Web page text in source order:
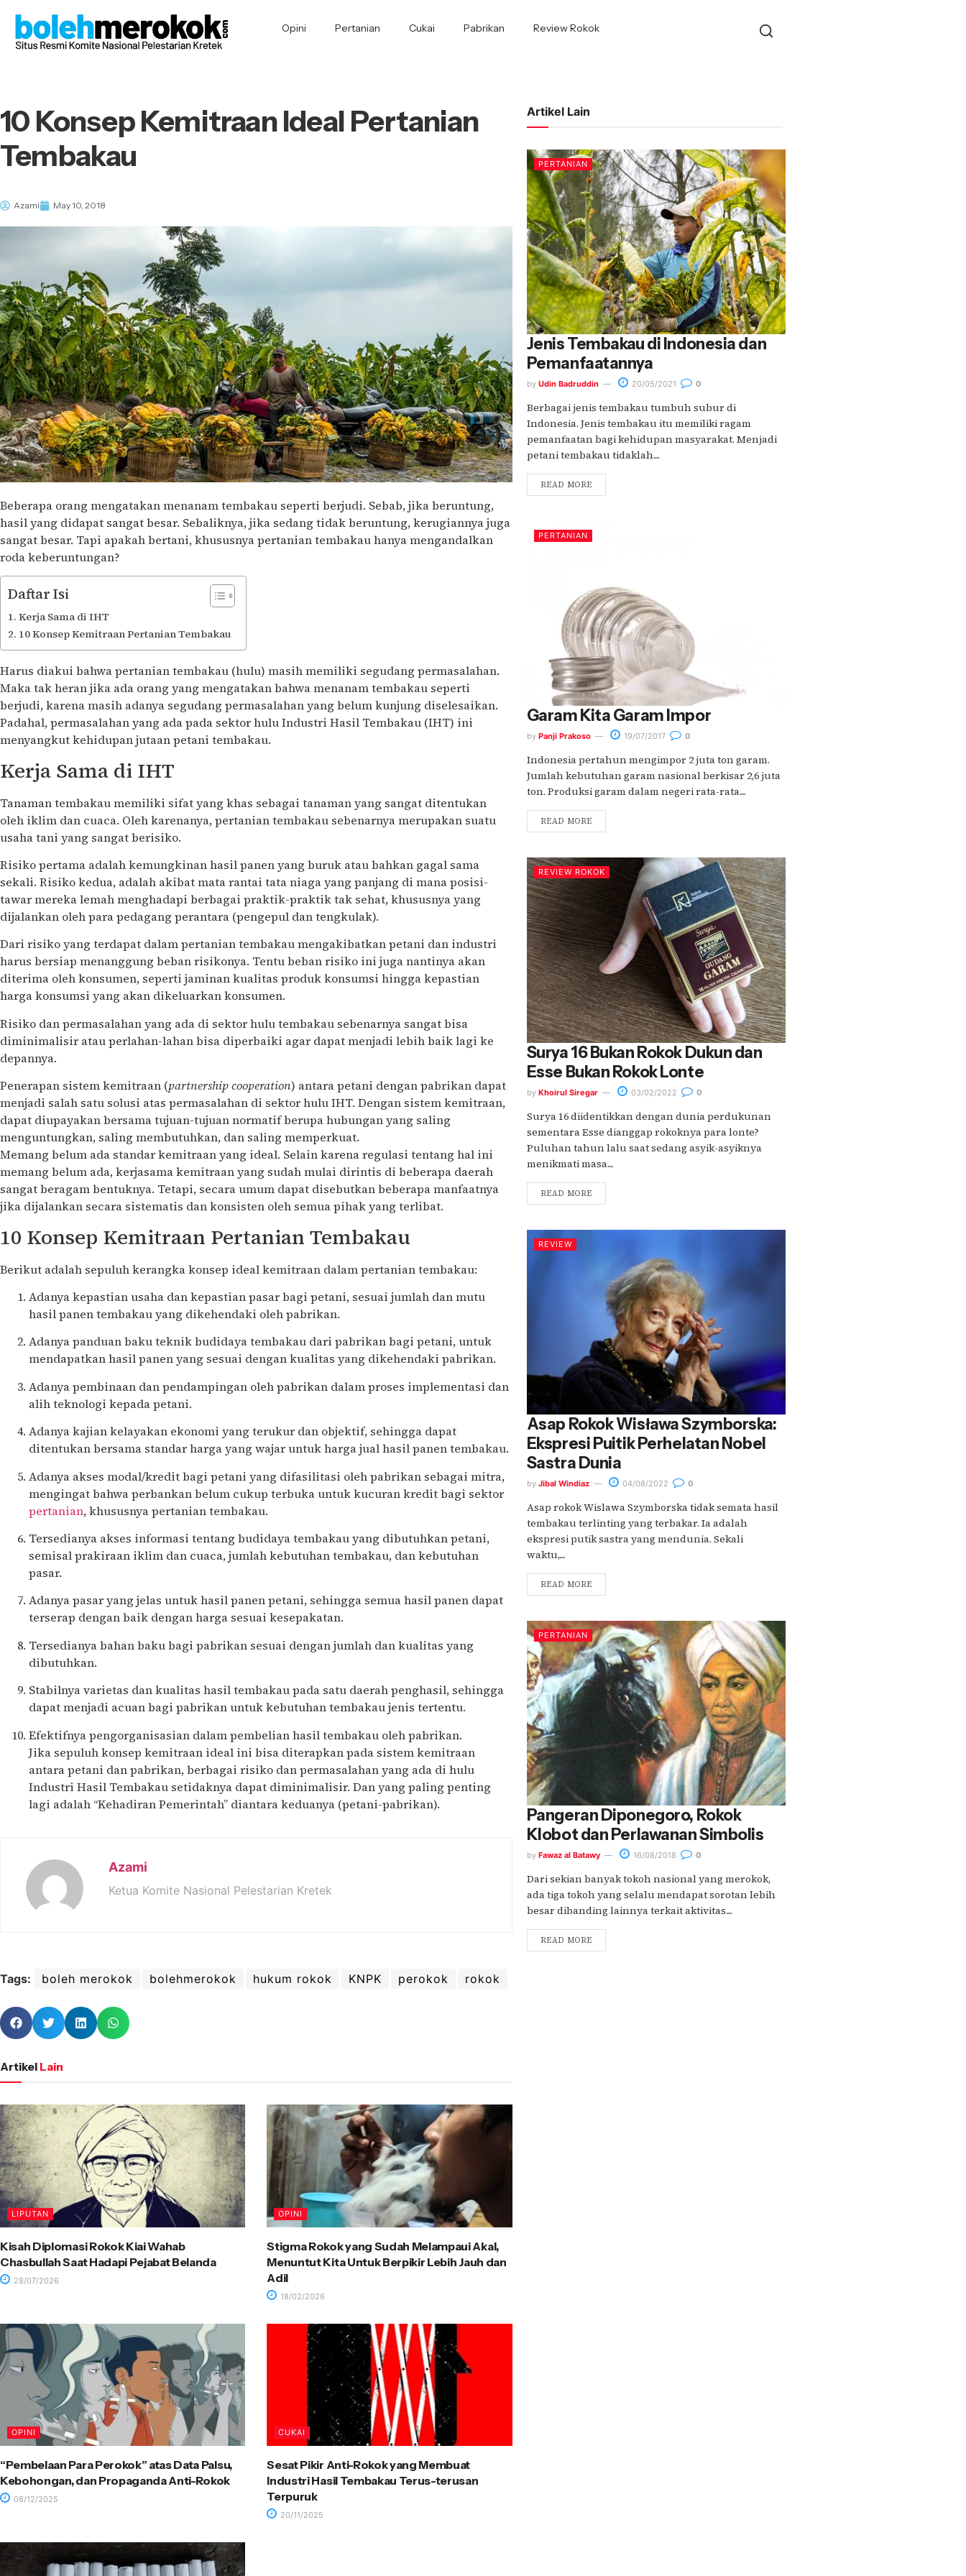
Opini Pertanian Cukai Pabrikan Review Rokok
10 Konsep Kemitraan Ideal Pertanian
Tembakau
Azami May 10, 2018
Beberapa orang mengatakan menanam tembakau seperti berjudi. Sebab, jika beruntung,
hasil yang didapat sangat besar. Sebaliknya, jika sedang tidak beruntung, kerugiannya juga
sangat besar. Tapi apakah bertani, khususnya pertanian tembakau hanya mengandalkan
roda keberuntungan?
Daftar Isi
Kerja Sama di IHT
10 Konsep Kemitraan Pertanian Tembakau
Harus diakui bahwa pertanian tembakau (hulu) masih memiliki segudang permasalahan.
Maka tak heran jika ada orang yang mengatakan bahwa menanam tembakau seperti
berjudi, karena masih adanya segudang permasalahan yang belum kunjung diselesaikan.
Padahal, permasalahan yang ada pada sektor hulu Industri Hasil Tembakau (IHT) ini
menyangkut kehidupan jutaan petani tembakau.
Kerja Sama di IHT
Tanaman tembakau memiliki sifat yang khas sebagai tanaman yang sangat ditentukan
oleh iklim dan cuaca. Oleh karenanya, pertanian tembakau sebenarnya merupakan suatu
usaha tani yang sangat berisiko.
Risiko pertama adalah kemungkinan hasil panen yang buruk atau bahkan gagal sama
sekali. Risiko kedua, adalah akibat mata rantai tata niaga yang panjang di mana posisi-
tawar mereka lemah menghadapi berbagai praktik-praktik tak sehat, khususnya yang
dijalankan oleh para pedagang perantara (pengepul dan tengkulak).
Dari risiko yang terdapat dalam pertanian tembakau mengakibatkan petani dan industri
harus bersiap menanggung beban risikonya. Tentu beban risiko ini juga nantinya akan
diterima oleh konsumen, seperti jaminan kualitas produk konsumsi hingga kepastian
harga konsumsi yang akan dikeluarkan konsumen.
Risiko dan permasalahan yang ada di sektor hulu tembakau sebenarnya sangat bisa
diminimalisir atau perlahan-lahan bisa diperbaiki agar dapat menjadi lebih baik lagi ke
depannya.
Penerapan sistem kemitraan (partnership cooperation) antara petani dengan pabrikan dapat
menjadi salah satu solusi atas permasalahan di sektor hulu IHT. Dengan sistem kemitraan,
dapat diupayakan bersama tujuan-tujuan normatif berupa hubungan yang saling
menguntungkan, saling membutuhkan, dan saling memperkuat.
Memang belum ada standar kemitraan yang ideal. Selain karena regulasi tentang hal ini
memang belum ada, kerjasama kemitraan yang sudah mulai dirintis di beberapa daerah
sangat beragam bentuknya. Tetapi, secara umum dapat disebutkan beberapa manfaatnya
jika dijalankan secara sistematis dan konsisten oleh semua pihak yang terlibat.
10 Konsep Kemitraan Pertanian Tembakau
Berikut adalah sepuluh kerangka konsep ideal kemitraan dalam pertanian tembakau:
Adanya kepastian usaha dan kepastian pasar bagi petani, sesuai jumlah dan mutu
hasil panen tembakau yang dikehendaki oleh pabrikan.
Adanya panduan baku teknik budidaya tembakau dari pabrikan bagi petani, untuk
mendapatkan hasil panen yang sesuai dengan kualitas yang dikehendaki pabrikan.
Adanya pembinaan dan pendampingan oleh pabrikan dalam proses implementasi dan
alih teknologi kepada petani.
Adanya kajian kelayakan ekonomi yang terukur dan objektif, sehingga dapat
ditentukan bersama standar harga yang wajar untuk harga jual hasil panen tembakau.
Adanya akses modal/kredit bagi petani yang difasilitasi oleh pabrikan sebagai mitra,
mengingat bahwa perbankan belum cukup terbuka untuk kucuran kredit bagi sektor
pertanian, khususnya pertanian tembakau.
Tersedianya akses informasi tentang budidaya tembakau yang dibutuhkan petani,
semisal prakiraan iklim dan cuaca, jumlah kebutuhan tembakau, dan kebutuhan
pasar.
Adanya pasar yang jelas untuk hasil panen petani, sehingga semua hasil panen dapat
terserap dengan baik dengan harga sesuai kesepakatan.
Tersedianya bahan baku bagi pabrikan sesuai dengan jumlah dan kualitas yang
dibutuhkan.
Stabilnya varietas dan kualitas hasil tembakau pada satu daerah penghasil, sehingga
dapat menjadi acuan bagi pabrikan untuk kebutuhan tembakau jenis tertentu.
Efektifnya pengorganisasian dalam pembelian hasil tembakau oleh pabrikan.
Jika sepuluh konsep kemitraan ideal ini bisa diterapkan pada sistem kemitraan
antara petani dan pabrikan, berbagai risiko dan permasalahan yang ada di hulu
Industri Hasil Tembakau setidaknya dapat diminimalisir. Dan yang paling penting
lagi adalah “Kehadiran Pemerintah” diantara keduanya (petani-pabrikan).
Azami
Ketua Komite Nasional Pelestarian Kretek
Tags: boleh merokok bolehmerokok hukum rokok KNPK perokok rokok
Artikel Lain
LIPUTAN
Kisah Diplomasi Rokok Kiai Wahab
Chasbullah Saat Hadapi Pejabat Belanda
28/07/2026
OPINI
Stigma Rokok yang Sudah Melampaui Akal,
Menuntut Kita Untuk Berpikir Lebih Jauh dan
Adil
18/02/2026
OPINI
“Pembelaan Para Perokok” atas Data Palsu,
Kebohongan, dan Propaganda Anti-Rokok
08/12/2025
CUKAI
Sesat Pikir Anti-Rokok yang Membuat
Industri Hasil Tembakau Terus-terusan
Terpuruk
20/11/2025
Artikel Lain
PERTANIAN
Jenis Tembakau di Indonesia dan
Pemanfaatannya
by Udin Badruddin 20/05/2021 0
Berbagai jenis tembakau tumbuh subur di
Indonesia. Jenis tembakau itu memiliki ragam
pemanfaatan bagi kehidupan masyarakat. Menjadi
petani tembakau tidaklah....
READ MORE
PERTANIAN
Garam KitaGaram Impor
by Panji Prakoso 19/07/2017 0
Indonesia pertahun mengimpor 2 juta ton garam.
Jumlah kebutuhan garam nasional berkisar 2,6 juta
ton. Produksi garam dalam negeri rata-rata....
READ MORE
REVIEW ROKOK
Surya 16 Bukan Rokok Dukun dan
Esse Bukan Rokok Lonte
by Khoirul Siregar 03/02/2022 0
Surya 16 diidentikkan dengan dunia perdukunan
sementara Esse dianggap rokoknya para lonte?
Puluhan tahun lalu saat sedang asyik-asyiknya
menikmati masa....
READ MORE
REVIEW
Asap Rokok Wisława Szymborska:
Ekspresi Puitik Perhelatan Nobel
Sastra Dunia
by Jibal Windiaz 04/08/2022 0
Asap rokok Wislawa Szymborska tidak semata hasil
tembakau terlinting yang terbakar. Ia adalah
ekspresi putik sastra yang mendunia. Sekali
waktu,....
READ MORE
PERTANIAN
Pangeran Diponegoro, Rokok
Klobot dan Perlawanan Simbolis
by Fawaz al Batawy 16/08/2018 0
Dari sekian banyak tokoh nasional yang merokok,
ada tiga tokoh yang selalu mendapat sorotan lebih
besar dibanding lainnya terkait aktivitas....
READ MORE